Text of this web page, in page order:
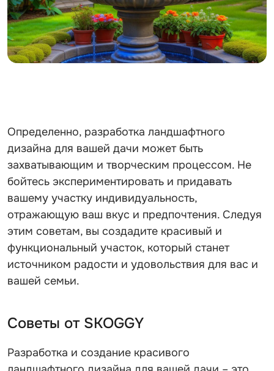
Определенно, разработка ландшафтного
дизайна для вашей дачи может быть
захватывающим и творческим процессом. Не
бойтесь экспериментировать и придавать
вашему участку индивидуальность,
отражающую ваш вкус и предпочтения. Следуя
этим советам, вы создадите красивый и
функциональный участок, который станет
источником радости и удовольствия для вас и
вашей семьи.
Советы от SKOGGY
Разработка и создание красивого